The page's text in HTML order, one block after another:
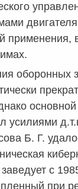
применения,
оборонных
усилиями
Б. Г.
с
при